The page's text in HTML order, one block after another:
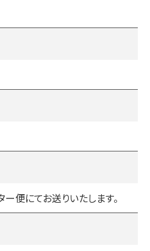
ング・交換
ー便にてお送りいたします。